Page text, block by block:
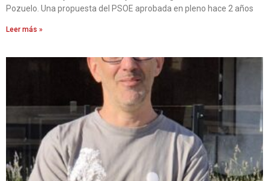
Pozuelo. Una propuesta del PSOE aprobada en pleno hace 2 años
Leer más »